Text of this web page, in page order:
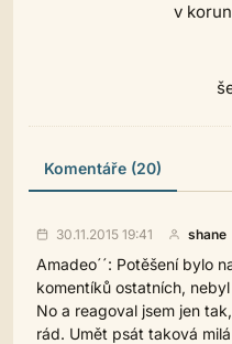
v
Komentáře (20)
30.11.2015 19:41 shane
Amadeo´´: Potěšení bylo
komentíků ostatních,
No a reagoval jsem jen
rád. Umět psát taková